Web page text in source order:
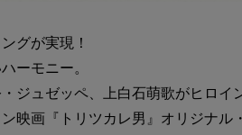
グが実現！
ーモニー。
ジュゼッペ、上白石萌歌がヒロイ
映画『トリツカレ男』オリジナル